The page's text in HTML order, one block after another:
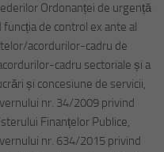
Ordonanței de urgență
de control ex ante al
acordurilor-cadru de
cadru sectoriale și a
și concesiune de servicii,
nr. 34/2009 privind
Finanțelor Publice,
nr. 634/2015 privind